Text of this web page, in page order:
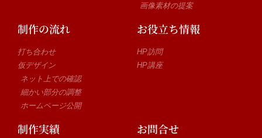
画像素材の提案
制作の流れ
打ち合わせ
仮デザイン
ネット上での確認
細かい部分の調整
ホームページ公開
お役立ち情報
HP訪問
HP講座
制作実績 お問合せ